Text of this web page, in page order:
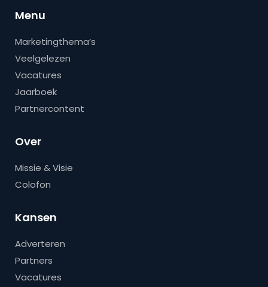
Menu
Marketingthema’s
Veelgelezen
Vacatures
Jaarboek
Partnercontent
Over
Missie & Visie
Colofon
Kansen
Adverteren
Partners
Vacatures